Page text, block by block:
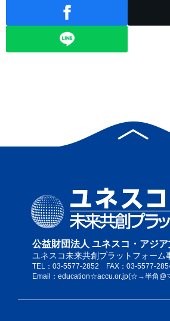
公益財団法人 ユネスコ・アジ
ユネスコ未来共創プラットフォーム
TEL：03-5577-2852 FAX：03-5577-
Email：education☆accu.or.jp(☆→半角@